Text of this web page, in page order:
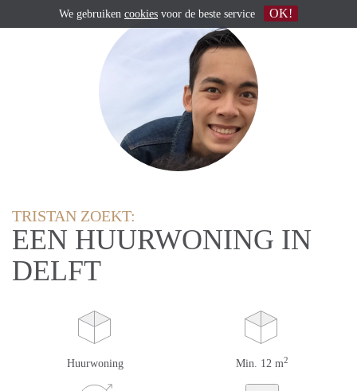
TRISTAN ZOEKT:
EEN HUURWONING IN
DELFT
Huurwoning Min. 12 m2
We gebruiken cookies voor de beste service OK!